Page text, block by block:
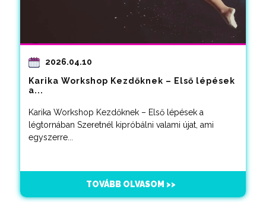
2026.04.10
Karika Workshop Kezdőknek – Első lépések
a...
Karika Workshop Kezdőknek – Első lépések a
légtornában Szeretnél kipróbálni valami újat, ami
egyszerre...
TOVÁBB OLVASOM >>